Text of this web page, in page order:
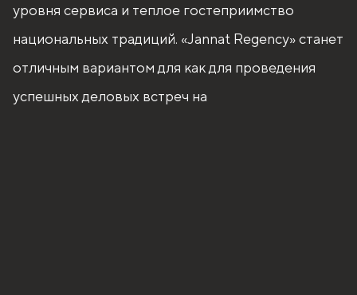
уровня сервиса и теплое гостеприимство
национальных традиций. «Jannat Regency» станет
отличным вариантом для как для проведения
успешных деловых встреч на